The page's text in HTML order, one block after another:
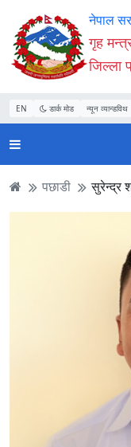
Accessibility
Mode
सुरु
गर्नुहोस्
सामाग्री
पढ्नुहाेस्
नेभिगेसन
पढ्नुहाेस्
वेबसाइट
खोजमा
जानुहोस्
नेपाल
गृह
जिल्ला
EN डार्क मोड न्यून व्यान्डविथ
पछाडी सुरेन्द्र